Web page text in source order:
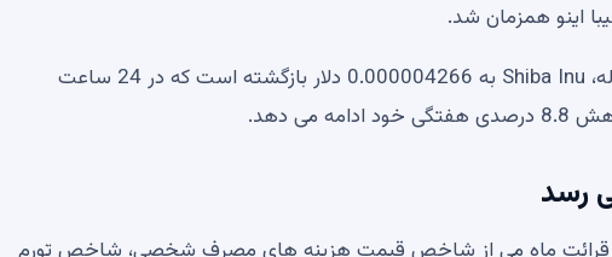
اینو همزمان شد.
طبق داده‌های CoinMarketCap، در زمان نگارش این مقاله، Shiba Inu به 0.000004266 دلار بازگشته است که در 24 ساعت
رسد